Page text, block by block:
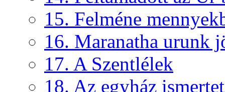
15. Felméne
16. Maranatha urunk
17. A Szentlélek
18. Az egyház